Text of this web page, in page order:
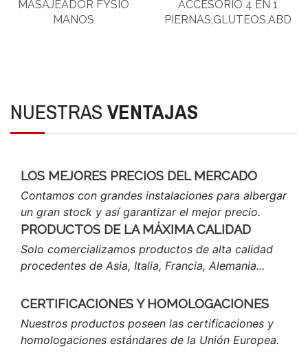
MASAJEADOR FYSIO
MANOS
ACCESORIO 4 EN 1
NUESTRAS VENTAJAS
LOS MEJORES PRECIOS DEL MERCADO
Contamos con grandes instalaciones para albergar
un gran stock y así garantizar el mejor precio.
PRODUCTOS DE LA MÁXIMA CALIDAD
Solo comercializamos productos de alta calidad
procedentes de Asia, Italia, Francia, Alemania...
CERTIFICACIONES Y HOMOLOGACIONES
Nuestros productos poseen las certificaciones y
homologaciones estándares de la Unión Europea.